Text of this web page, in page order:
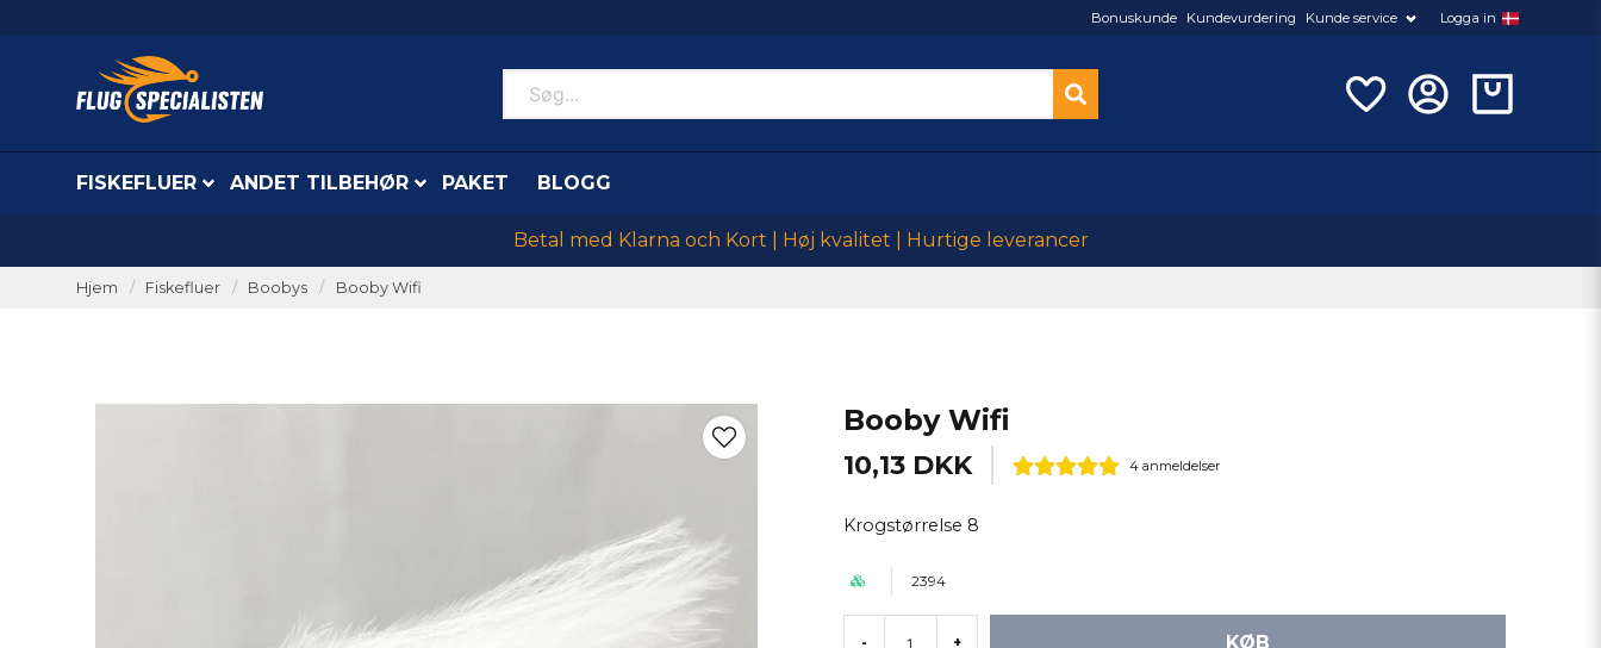
Bonuskunde Kundevurdering Kunde service Logga in
FISKEFLUER ANDET TILBEHØR PAKET BLOGG
Betal med Klarna och Kort | Høj kvalitet | Hurtige leverancer
Hjem Fiskefluer Boobys Booby Wifi
Booby Wifi
10,13 DKK 4 anmeldelser
Krogstørrelse 8
2394
- + KØB